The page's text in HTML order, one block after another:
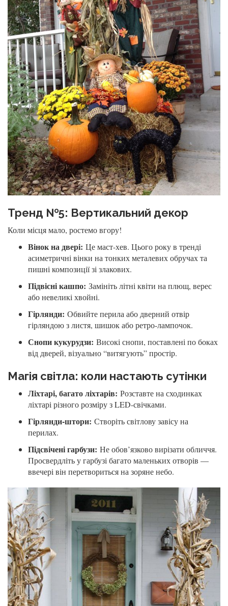
Тренд №5: Вертикальний декор
Коли місця мало, ростемо вгору!
Вінок на двері: Це маст-хев. Цього року в тренді
асиметричні вінки на тонких металевих обручах та
пишні композиції зі злакових.
Підвісні кашпо: Замініть літні квіти на плющ, верес
або невеликі хвойні.
Гірлянди: Обвийте перила або дверний отвір
гірляндою з листя, шишок або ретро-лампочок.
Снопи кукурудзи: Високі снопи, поставлені по боках
від дверей, візуально “витягують” простір.
Магія світла: коли настають сутінки
Ліхтарі, багато ліхтарів: Розставте на сходинках
ліхтарі різного розміру з LED-свічками.
Гірлянди-штори: Створіть світлову завісу на
перилах.
Підсвічені гарбузи: Не обов’язково вирізати обличчя.
Просвердліть у гарбузі багато маленьких отворів —
ввечері він перетвориться на зоряне небо.